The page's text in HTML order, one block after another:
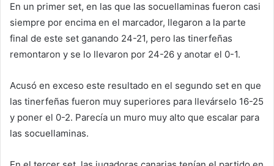
En un primer set, en las que las socuellaminas fueron casi
siempre por encima en el marcador, llegaron a la parte
final de este set ganando 24-21, pero las tinerfeñas
remontaron y se lo llevaron por 24-26 y anotar el 0-1.
Acusó en exceso este resultado en el segundo set en que
las tinerfeñas fueron muy superiores para llevárselo 16-25
y poner el 0-2. Parecía un muro muy alto que escalar para
las socuellaminas.